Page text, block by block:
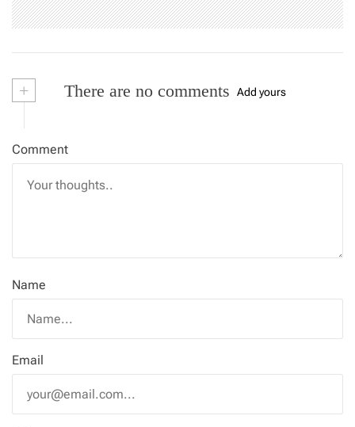
+ There are no comments Add yours
Comment
Name
Email